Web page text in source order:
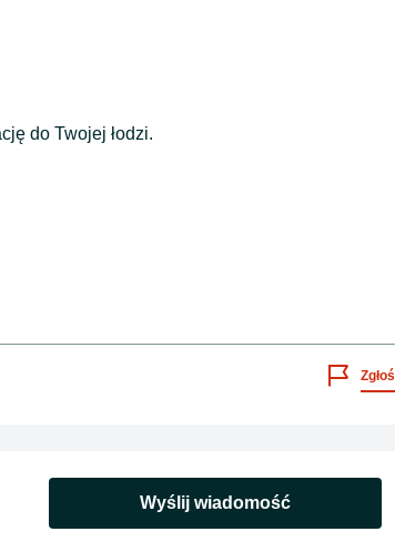
do Twojej łodzi.
Zgłoś
Wyślij wiadomość